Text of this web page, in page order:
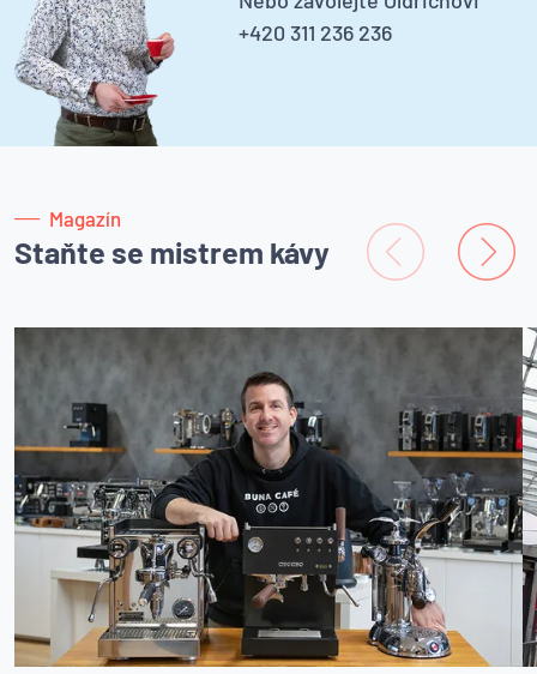
+420 311 236 236
Magazín
Staňte se mistrem kávy